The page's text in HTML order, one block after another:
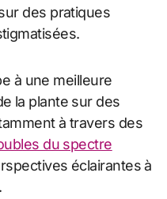
des pratiques
à une meilleure
la plante sur des
à travers des
du spectre
éclairantes à